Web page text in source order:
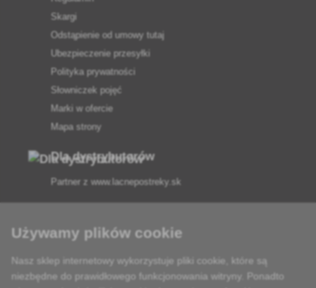
Skargi
Odstąpienie od umowy tutaj
Ubezpieczenie przesyłki
Polityka prywatności
Słowniczek pojęć
Marki w ofercie
Mapa strony
Dla dystrybutorów
Partner z www.lacnepostreky.sk
Zawsze służymy fachową poradą
Używamy plików cookie
Nasz sklep internetowy wykorzystuje pliki cookie, które są
niezbędne do prawidłowego funkcjonowania witryny. Ponadto